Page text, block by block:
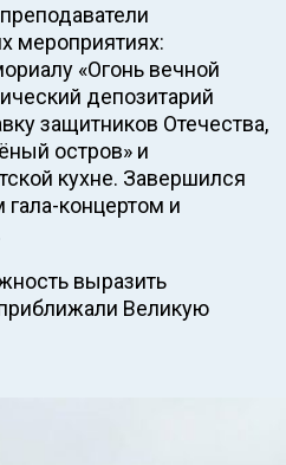
мероприятиях:
«Огонь вечной
депозитарий
защитников Отечества,
остров» и
кухне. Завершился
концертом и
выразить
Великую